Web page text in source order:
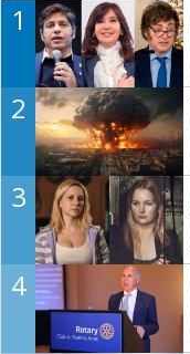
1
2
3
4